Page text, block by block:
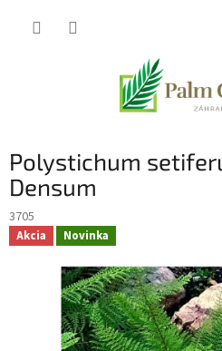
Polystichum
Densum
3705
Akcia Novinka